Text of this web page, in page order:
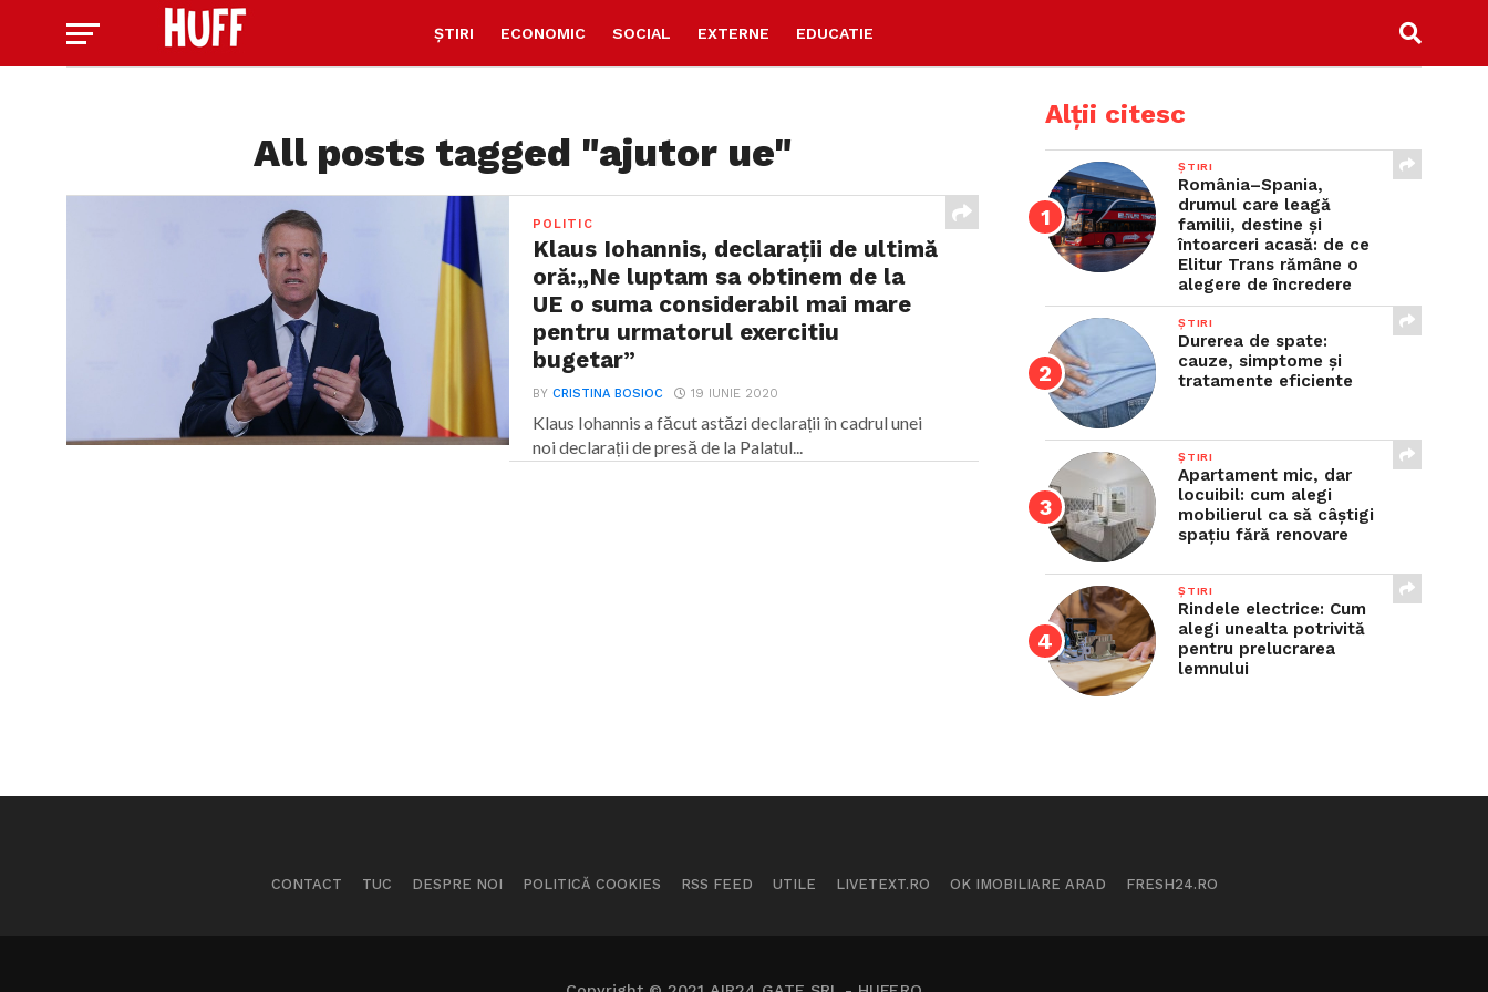
ȘTIRI ECONOMIC SOCIAL EXTERNE EDUCATIE
All posts tagged "ajutor ue"
POLITIC
Klaus Iohannis, declarații de ultimă
oră:„Ne luptam sa obtinem de la
UE o suma considerabil mai mare
pentru urmatorul exercitiu
bugetar”
BYCRISTINA BOSIOC 19 IUNIE 2020
Klaus Iohannis a făcut astăzi declarații în cadrul unei
noi declarații de presă de la Palatul...
Alții citesc
ȘTIRI
România–Spania,
drumul care leagă
familii, destine și
întoarceri acasă: de ce
Elitur Trans rămâne o
alegere de încredere
ȘTIRI
Durerea de spate:
cauze, simptome și
tratamente eficiente
ȘTIRI
Apartament mic, dar
locuibil: cum alegi
mobilierul ca să câștigi
spațiu fără renovare
ȘTIRI
Rindele electrice: Cum
alegi unealta potrivită
pentru prelucrarea
lemnului
CONTACT TUC DESPRE NOI POLITICĂ COOKIES RSS FEED UTILE LIVETEXT.RO OK IMOBILIARE ARAD FRESH24.RO